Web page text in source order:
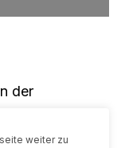
der
in Köln
Jubiläum
weiter zu